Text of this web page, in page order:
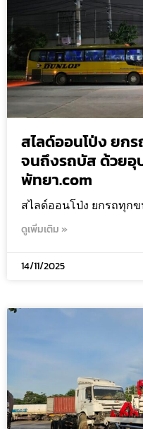
สไลด์ออนโป่ง ยก
จนถึงรถบัส ด้วย
พัทยา.com
สไลด์ออนโป่ง ยกรถทุก
ดูเพิ่มเติม »
14/11/2025